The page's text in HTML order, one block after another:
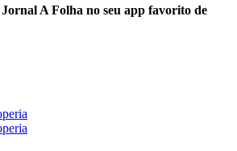
Jornal A Folha no seu app favorito de